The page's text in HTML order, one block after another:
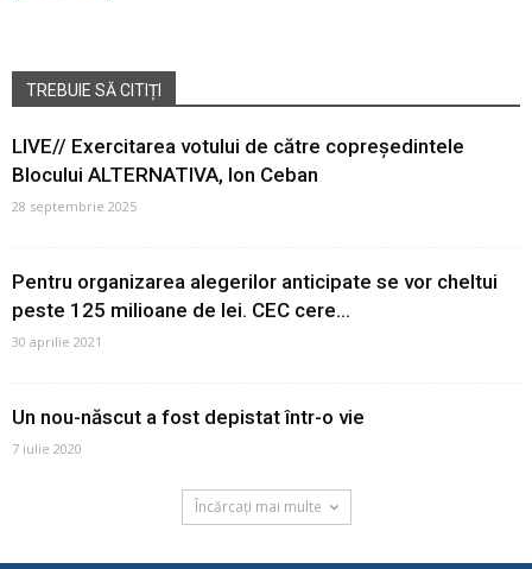
TREBUIE SĂ CITIȚI
LIVE// Exercitarea votului de către copreședintele
Blocului ALTERNATIVA, Ion Ceban
28 septembrie 2025
Pentru organizarea alegerilor anticipate se vor cheltui
peste 125 milioane de lei. CEC cere...
30 aprilie 2021
Un nou-născut a fost depistat într-o vie
7 iulie 2020
Încărcați mai multe